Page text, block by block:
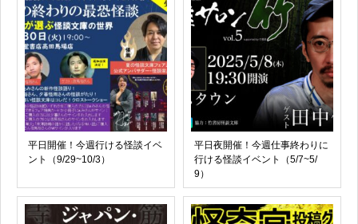
平日開催！今週行ける怪談イベ
ント（9/29~10/3）
平日夜開催！今週仕事終わりに
行ける怪談イベント（5/7~5/
9）